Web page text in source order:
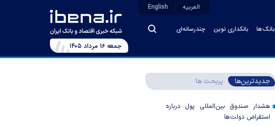
بانک‌ها بانکداری نوین چندرسانه‌ای
العربیه English
جمعه ۱۶ مرداد ۱۴۰۵
جدیدترین‌ها پربحث ها
هشدار صندوق بین‌المللی پول درباره
استقراض دولت‌ها